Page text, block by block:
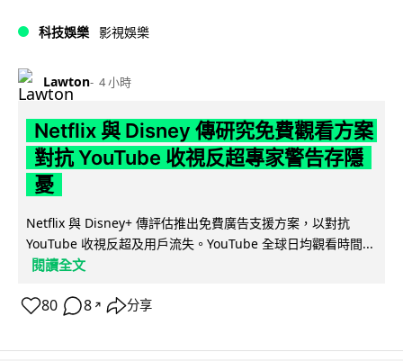
科技娛樂 影視娛樂
Lawton 4 小時
Netflix 與 Disney 傳研究免費觀看方案
對抗 YouTube 收視反超專家警告存隱
憂
Netflix 與 Disney+ 傳評估推出免費廣告支援方案，以對抗
YouTube 收視反超及用戶流失。YouTube 全球日均觀看時間...
閱讀全文
80 8 ↗ 分享